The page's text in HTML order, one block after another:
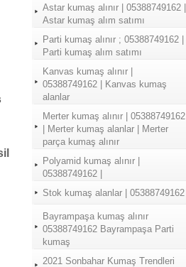
Astar kumaş alınır | 05388749162 |
Astar kumaş alım satımı
Parti kumaş alınır ; 05388749162 |
Parti kumaş alım satımı
Kanvas kumaş alınır |
05388749162 | Kanvas kumaş
alanlar
Merter kumaş alınır | 05388749162
| Merter kumaş alanlar | Merter
parça kumaş alınır
Polyamid kumaş alınır |
05388749162 |
Stok kumaş alanlar | 05388749162
Bayrampaşa kumaş alınır
05388749162 Bayrampaşa Parti
kumaş
2021 Sonbahar Kumaş Trendleri